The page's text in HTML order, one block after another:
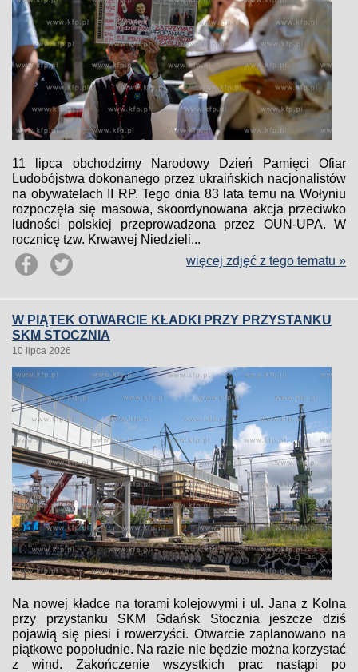
11 lipca obchodzimy Narodowy Dzień Pamięci Ofiar
Ludobójstwa dokonanego przez ukraińskich nacjonalistów
na obywatelach II RP. Tego dnia 83 lata temu na Wołyniu
rozpoczęła się masowa, skoordynowana akcja przeciwko
ludności polskiej przeprowadzona przez OUN-UPA. W
rocznicę tzw. Krwawej Niedzieli...
więcej zdjęć z tego tematu »
W PIĄTEK OTWARCIE KŁADKI PRZY PRZYSTANKU
SKM STOCZNIA
10 lipca 2026
Na nowej kładce na torami kolejowymi i ul. Jana z Kolna
przy przystanku SKM Gdańsk Stocznia jeszcze dziś
pojawią się piesi i rowerzyści. Otwarcie zaplanowano na
piątkowe popołudnie. Na razie nie będzie można korzystać
z wind. Zakończenie wszystkich prac nastąpi po